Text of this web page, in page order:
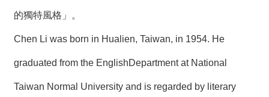
的獨特風格」。
Chen Li was born in Hualien, Taiwan, in 1954. He
graduated from the EnglishDepartment at National
Taiwan Normal University and is regarded by literary